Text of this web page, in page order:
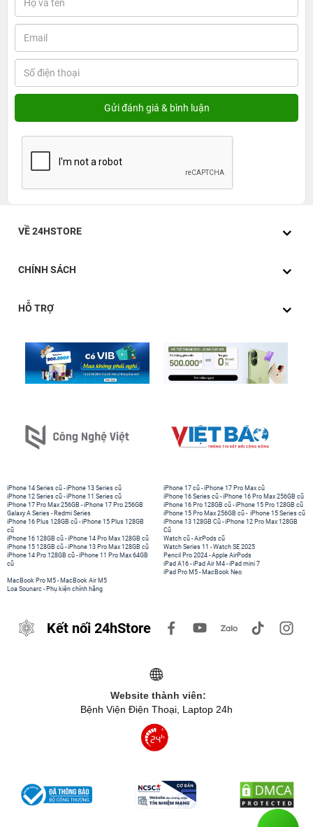
VỀ 24HSTORE
CHÍNH SÁCH
HỖ TRỢ
iPhone 14 Series cũ -iPhone 13 Series cũ
iPhone 12 Series cũ -iPhone 11 Series cũ
iPhone 17 Pro Max 256GB -iPhone 17 Pro 256GB
Galaxy A Series - Redmi Series
iPhone 17 cũ -iPhone 17 Pro Max cũ
iPhone 16 Series cũ - iPhone 16 Pro Max 256GB cũ
iPhone 16 Pro 128GB cũ -iPhone 15 Pro 128GB cũ
iPhone 15 Pro Max 256GB cũ - iPhone 15 Series cũ
iPhone 16 Plus 128GB cũ -iPhone 15 Plus 128GB
cũ
iPhone 16 128GB cũ -iPhone 14 Pro Max 128GB cũ
iPhone 15 128GB cũ -iPhone 13 Pro Max 128GB cũ
iPhone 14 Pro 128GB cũ -iPhone 11 Pro Max 64GB
cũ
iPhone 13 128GB Cũ -iPhone 12 Pro Max 128GB
Cũ
Watch cũ -AirPods cũ
Watch Series 11 -Watch SE 2025
Pencil Pro 2024 -Apple AirPods
iPad A16 -iPad Air M4 -iPad mini 7
iPad Pro M5 - MacBook Neo
MacBook Pro M5 - MacBook Air M5
Loa Sounarc - Phụ kiện chính hãng
Kết nối 24hStore
Website thành viên:
Bệnh Viện Điện Thoại, Laptop 24h